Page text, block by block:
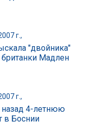
г.,
"двойника"
Мадлен
г.,
4-летнюю
в Боснии